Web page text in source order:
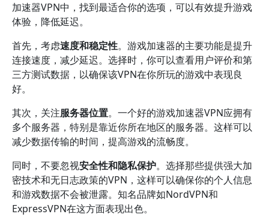
加速器VPN中，找到最适合你的选项，可以有效提升游戏
体验，降低延迟。
首先，考虑速度和稳定性。游戏加速器的主要功能是提升
连接速度，减少延迟。选择时，你可以查看用户评价和第
三方测试数据，以确保该VPN在你所玩的游戏中表现良
好。
其次，关注服务器位置。一个好的游戏加速器VPN应拥有
多个服务器，特别是靠近你所在地区的服务器。这样可以
减少数据传输的时间，提高游戏的流畅度。
同时，不要忽视安全性和隐私保护。选择那些提供强大加
密技术和无日志政策的VPN，这样可以确保你的个人信息
和游戏数据不会被泄露。知名品牌如NordVPN和
ExpressVPN在这方面表现出色。